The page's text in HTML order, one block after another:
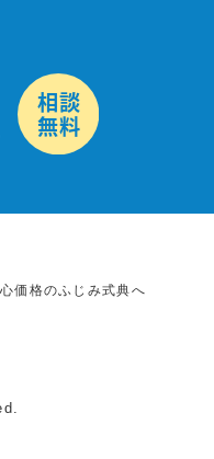
価格のふじみ式典へ